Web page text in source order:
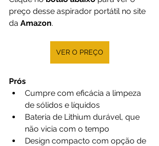
preço desse aspirador portátil no site
da Amazon.
VER O PREÇO
Prós
Cumpre com eficácia a limpeza
de sólidos e líquidos
Bateria de Lithium durável, que
não vicia com o tempo
Design compacto com opção de